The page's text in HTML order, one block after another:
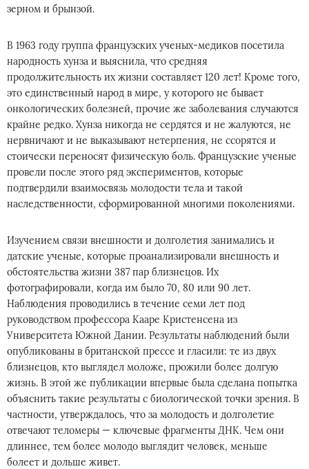
зерном и брынзой.
В 1963 году группа французских ученых-медиков посетила
народность хунза и выяснила, что средняя
продолжительность их жизни составляет 120 лет! Кроме того,
это единственный народ в мире, у которого не бывает
онкологических болезней, прочие же заболевания случаются
крайне редко. Хунза никогда не сердятся и не жалуются, не
нервничают и не выказывают нетерпения, не ссорятся и
стоически переносят физическую боль. Французские ученые
провели после этого ряд экспериментов, которые
подтвердили взаимосвязь молодости тела и такой
наследственности, сформированной многими поколениями.
Изучением связи внешности и долголетия занимались и
датские ученые, которые проанализировали внешность и
обстоятельства жизни 387 пар близнецов. Их
фотографировали, когда им было 70, 80 или 90 лет.
Наблюдения проводились в течение семи лет под
руководством профессора Кааре Кристенсена из
Университета Южной Дании. Результаты наблюдений были
опубликованы в британской прессе и гласили: те из двух
близнецов, кто выглядел моложе, прожили более долгую
жизнь. В этой же публикации впервые была сделана попытка
объяснить такие результаты с биологической точки зрения. В
частности, утверждалось, что за молодость и долголетие
отвечают теломеры — ключевые фрагменты ДНК. Чем они
длиннее, тем более молодо выглядит человек, меньше
болеет и дольше живет.